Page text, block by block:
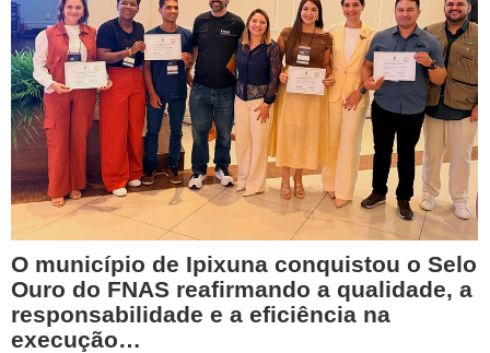
O município de Ipixuna conquistou o Selo
Ouro do FNAS reafirmando a qualidade, a
responsabilidade e a eficiência na
execução…